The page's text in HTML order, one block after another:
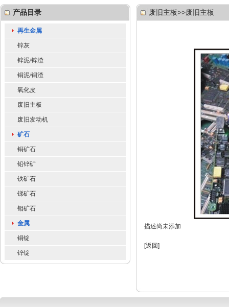
产品目录
再生金属
锌灰
锌泥/锌渣
铜泥/铜渣
氧化皮
废旧主板
废旧发动机
矿石
铜矿石
铅锌矿
铁矿石
锑矿石
钼矿石
金属
铜锭
锌锭
废旧主板>>废旧主板
描述尚未添加
[返回]